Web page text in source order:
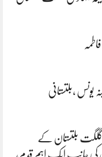
یونس ،بلتستانی
گلگت بلتستان کے
کی جانب ایک اہم قدم،